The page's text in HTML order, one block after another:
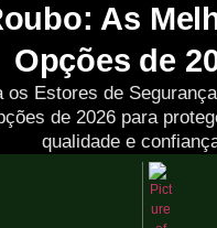
As
Opções de
os Estores de
de 2026 para
qualidade e